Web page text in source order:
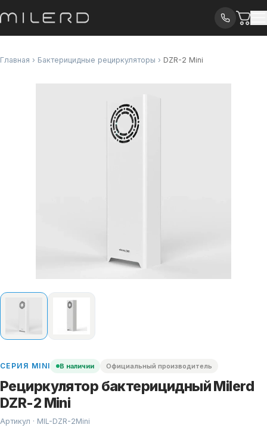
Главная › Бактерицидные рециркуляторы › DZR-2 Mini
СЕРИЯ MINI В наличии Официальный производитель
Рециркулятор бактерицидный Milerd
DZR-2 Mini
Артикул · MIL-DZR-2Mini